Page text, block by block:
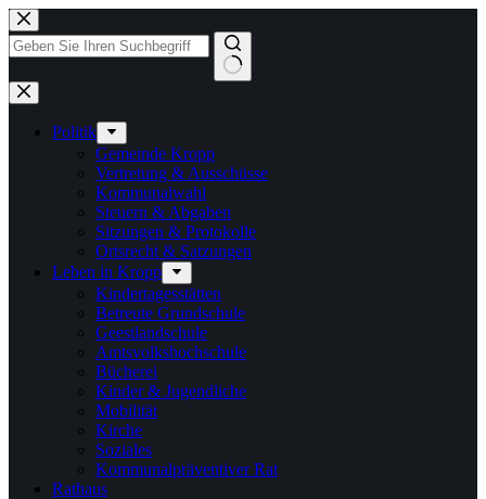
Zum
Inhalt
springen
Keine
Ergebnisse
Politik
Gemeinde Kropp
Vertretung & Ausschüsse
Kommunalwahl
Steuern & Abgaben
Sitzungen & Protokolle
Ortsrecht & Satzungen
Leben in Kropp
Kindertagesstätten
Betreute Grundschule
Geestlandschule
Amtsvolkshochschule
Bücherei
Kinder & Jugendliche
Mobilität
Kirche
Soziales
Kommunalpräventiver Rat
Rathaus